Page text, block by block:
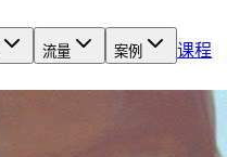
流量 案例
课程